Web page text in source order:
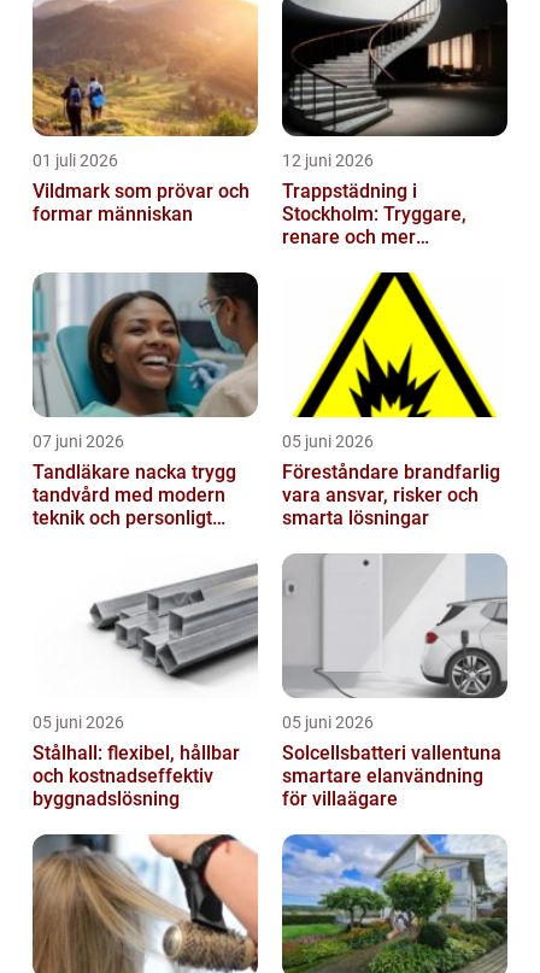
01 juli 2026
Vildmark som prövar och
formar människan
12 juni 2026
Trappstädning i
Stockholm: Tryggare,
renare och mer
07 juni 2026
Tandläkare nacka trygg
tandvård med modern
teknik och personligt
05 juni 2026
Föreståndare brandfarlig
vara ansvar, risker och
smarta lösningar
05 juni 2026
Stålhall: flexibel, hållbar
och kostnadseffektiv
byggnadslösning
05 juni 2026
Solcellsbatteri vallentuna
smartare elanvändning
för villaägare